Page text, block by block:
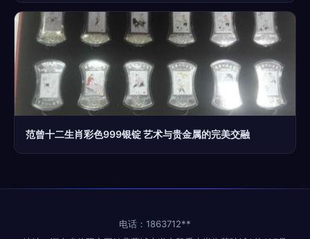
范曾十二生肖彩色999银锭 艺术与贵金属的完美交融
电话：1863712**